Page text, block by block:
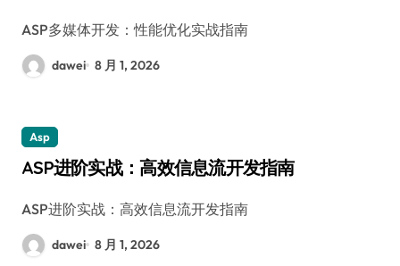
ASP多媒体开发：性能优化实战指南
dawei 8 月 1, 2026
Asp
ASP进阶实战：高效信息流开发指南
ASP进阶实战：高效信息流开发指南
dawei 8 月 1, 2026